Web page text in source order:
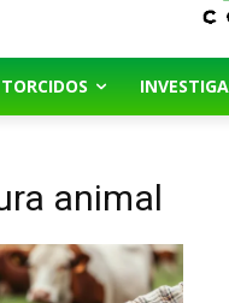
animal